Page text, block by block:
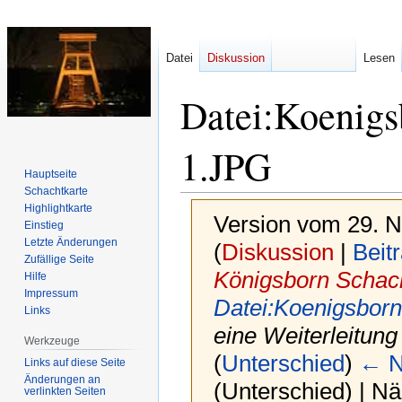
Datei:
1.JPG
Version vom 29.
(Diskussion |
Königsborn
eine
(Unterschied) ←
(Unterschied) |
Datei Diskussion Lesen
Hauptseite
Schachtkarte
Highlightkarte
Einstieg
Letzte Änderungen
Zufällige Seite
Hilfe
Impressum
Links
Werkzeuge
Links auf diese Seite
Änderungen an
verlinkten Seiten